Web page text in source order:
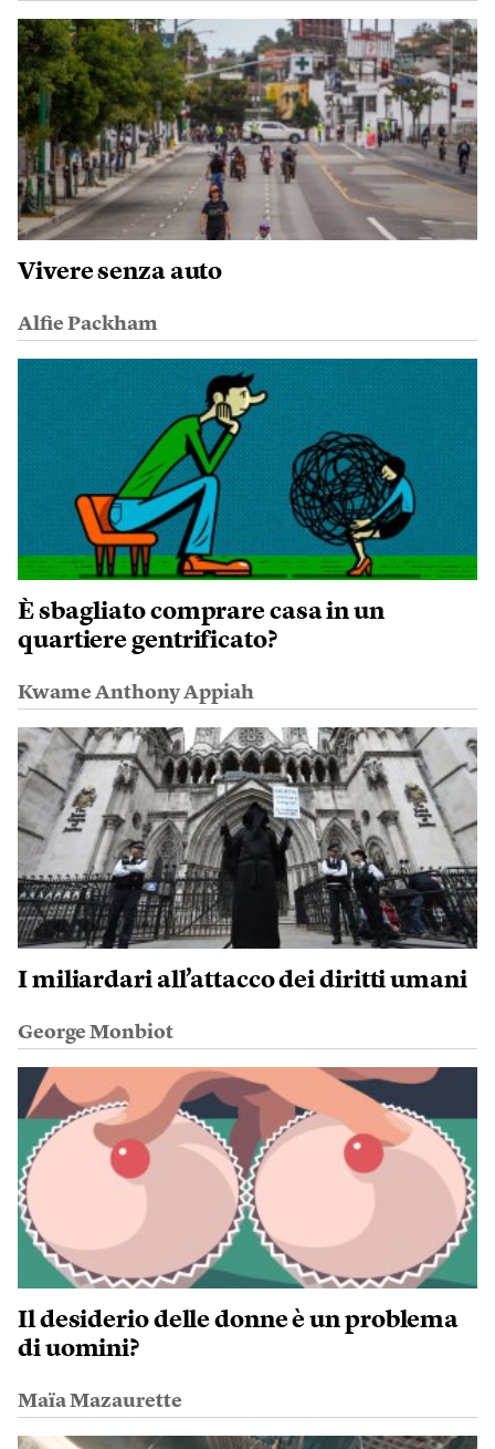
Vivere senza auto
Alfie Packham
È sbagliato comprare casa in un
quartiere gentrificato?
Kwame Anthony Appiah
I miliardari all’attacco dei diritti umani
George Monbiot
Il desiderio delle donne è un problema
di uomini?
Maïa Mazaurette